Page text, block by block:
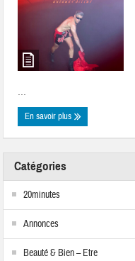
En savoir plus
Catégories
20minutes
Annonces
Beauté & Bien – Etre